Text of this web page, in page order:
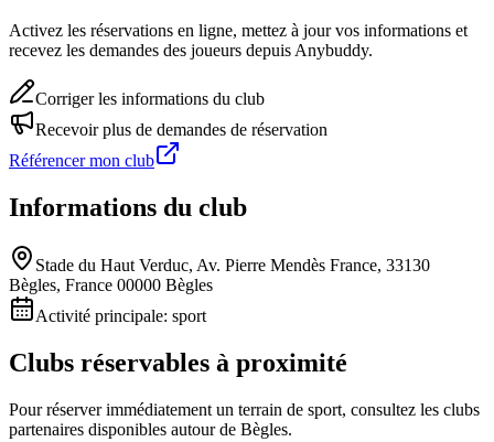
Activez les réservations en ligne, mettez à jour vos informations et
recevez les demandes des joueurs depuis Anybuddy.
Corriger les informations du club
Recevoir plus de demandes de réservation
Référencer mon club
Informations du club
Stade du Haut Verduc, Av. Pierre Mendès France, 33130
Bègles, France 00000 Bègles
Activité principale: sport
Clubs réservables à proximité
Pour réserver immédiatement un terrain de sport, consultez les clubs
partenaires disponibles autour de Bègles.